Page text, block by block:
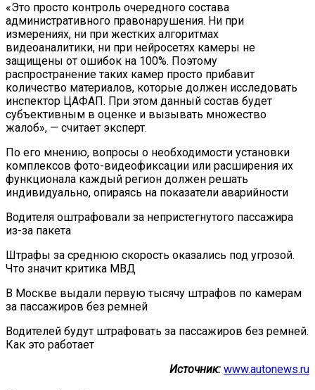
«Это просто контроль очередного состава
административного правонарушения. Ни при
измерениях, ни при жестких алгоритмах
видеоаналитики, ни при нейросетях камеры не
защищены от ошибок на 100%. Поэтому
распространение таких камер просто прибавит
количество материалов, которые должен исследовать
инспектор ЦАФАП. При этом данный состав будет
субъективным в оценке и вызывать множество
жалоб», — считает эксперт.
По его мнению, вопросы о необходимости установки
комплексов фото-видеофиксации или расширения их
функционала каждый регион должен решать
индивидуально, опираясь на показатели аварийности
Водителя оштрафовали за непристегнутого пассажира
из-за пакета
Штрафы за среднюю скорость оказались под угрозой.
Что значит критика МВД
В Москве выдали первую тысячу штрафов по камерам
за пассажиров без ремней
Водителей будут штрафовать за пассажиров без ремней.
Как это работает
Источник: www.autonews.ru